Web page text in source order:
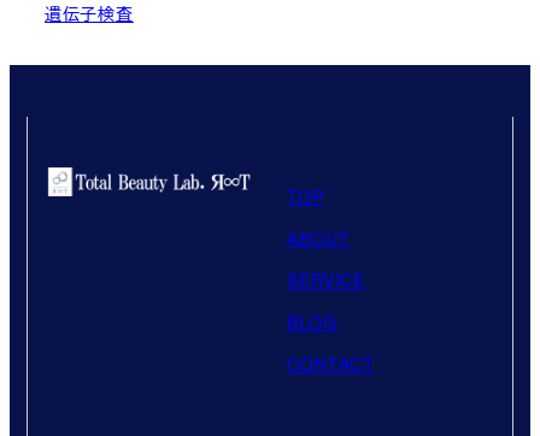
遺伝子検査
TOP
ABOUT
SERVICE
BLOG
CONTACT